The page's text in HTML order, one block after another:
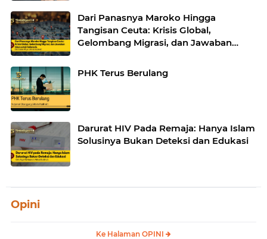
Dari Panasnya Maroko Hingga
Tangisan Ceuta: Krisis Global,
Gelombang Migrasi, dan Jawaban
PHK Terus Berulang
Darurat HIV Pada Remaja: Hanya Islam
Solusinya Bukan Deteksi dan Edukasi
Opini
Ke Halaman OPINI